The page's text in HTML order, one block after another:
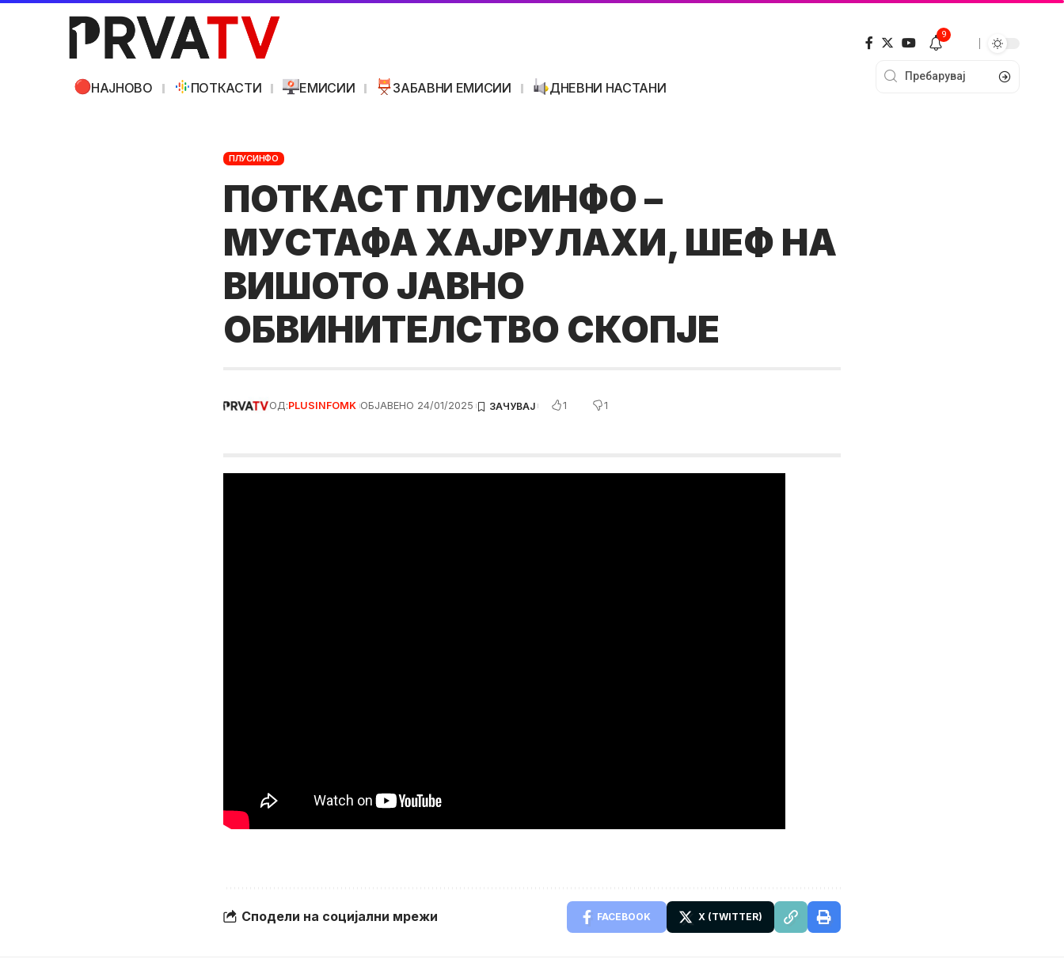
НАЈНОВО ПОТКАСТИ ЕМИСИИ ЗАБАВНИ ЕМИСИИ ДНЕВНИ НАСТАНИ
9
ПЛУСИНФО
ПОТКАСТ ПЛУСИНФО –
МУСТАФА ХАЈРУЛАХИ, ШЕФ НА
ВИШОТО ЈАВНО
ОБВИНИТЕЛСТВО СКОПЈЕ
ОД:PLUSINFOMK ОБЈАВЕНО 24/01/2025 1 1
Сподели на социјални мрежи FACEBOOK X (TWITTER)